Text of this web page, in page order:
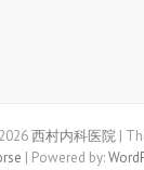
西村内科医院 |
| Powered by: